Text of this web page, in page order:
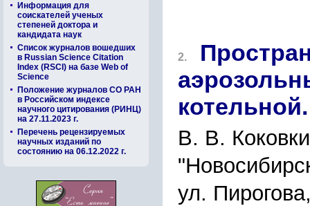
Информация для
соискателей ученых
степеней доктора и
кандидата наук
Список журналов вошедших
в Russian Science Citation
Index (RSCI) на базе Web of
Science
Положение журналов СО РАН
в Российском индексе
научного цитирования (РИНЦ)
на 27.11.2023 г.
Перечень рецензируемых
научных изданий по
состоянию на 06.12.2022 г.
2.
котельной.
В. В.
ул.